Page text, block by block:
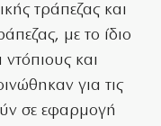
τράπεζας και
με το ίδιο
ντόπιους και
για τις
σε εφαρμογή